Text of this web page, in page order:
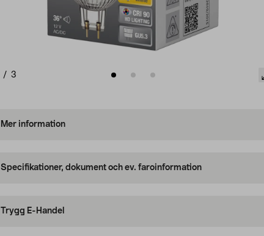
/ 3
Mer information
Specifikationer, dokument och ev. faroinformation
Trygg E-Handel